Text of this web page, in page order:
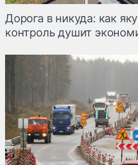
Дорога в никуда: как
контроль душит